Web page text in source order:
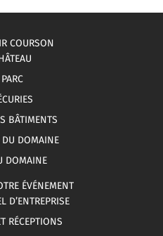
COURSON
BÂTIMENTS
DU DOMAINE
DOMAINE
ÉVÉNEMENT
D’ENTREPRISE
RÉCEPTIONS